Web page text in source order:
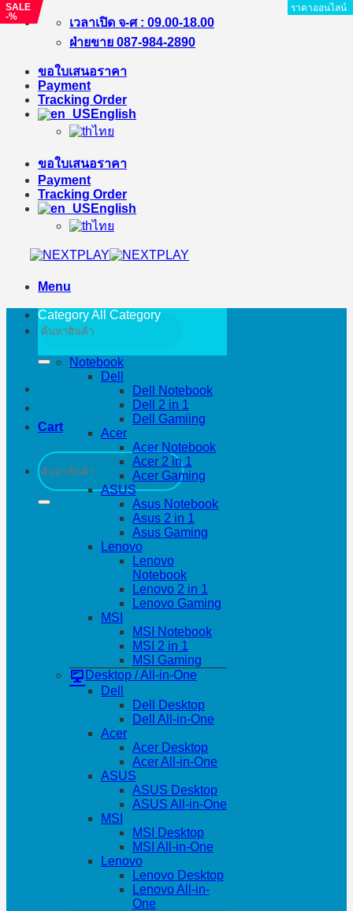
Skip
เวลาเปิด จ-ศ : 09.00-18.00
ฝ่ายขาย 087-984-2890
ขอใบเสนอราคา
Payment
Tracking Order
English
ไทย
ขอใบเสนอราคา
Payment
Tracking Order
English
ไทย
Menu
Search
for:
Cart
Search
for:
Category All Category
Notebook
Dell
Dell Notebook
Dell 2 in 1
Dell Gamiing
Acer
Acer Notebook
Acer 2 in 1
Acer Gaming
ASUS
Asus Notebook
Asus 2 in 1
Asus Gaming
Lenovo
Lenovo
Notebook
Lenovo 2 in 1
Lenovo Gaming
MSI
MSI Notebook
MSI 2 in 1
MSI Gaming
Desktop / All-in-One
Dell
Dell Desktop
Dell All-in-One
Acer
Acer Desktop
Acer All-in-One
ASUS
ASUS Desktop
ASUS All-in-One
MSI
MSI Desktop
MSI All-in-One
Lenovo
Lenovo Desktop
Lenovo All-in-
One
ราคาออนไลน์
ราคาออนไลน์
SALE
-%
ราคาออนไลน์
ราคาออนไลน์
ราคาออนไลน์
ราคาออนไลน์
ราคาออนไลน์
SALE
-%
ราคาออนไลน์
ราคาออนไลน์